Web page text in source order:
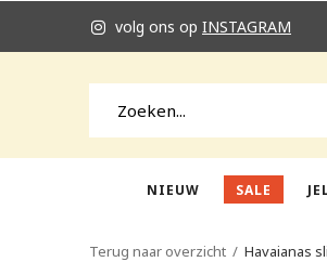
NIEUW SALE
volg ons op INSTAGRAM
Terug naar overzicht Havaianas